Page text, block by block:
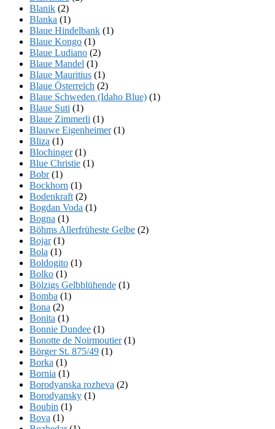
Blanik (2)
Blanka (1)
Blaue Hindelbank (1)
Blaue Kongo (1)
Blaue Ludiano (2)
Blaue Mandel (1)
Blaue Mauritius (1)
Blaue Österreich (2)
Blaue Schweden (Idaho Blue) (1)
Blaue Suti (1)
Blaue Zimmerli (1)
Blauwe Eigenheimer(1)
Bliza (1)
Blochinger(1)
Blue Christie (1)
Bobr(1)
Bockhorn (1)
Bodenkraft (2)
Bogdan Voda (1)
Bogna (1)
Böhms Allerfrüheste Gelbe (2)
Bojar(1)
Bola (1)
Boldogito (1)
Bolko (1)
Bölzigs Gelbblühende (1)
Bomba (1)
Bona (2)
Bonita (1)
Bonnie Dundee (1)
Bonotte de Noirmoutier(1)
Börger St. 875/49 (1)
Borka (1)
Bornia (1)
Borodyanska rozheva (2)
Borodyansky (1)
Boubin (1)
Bova (1)